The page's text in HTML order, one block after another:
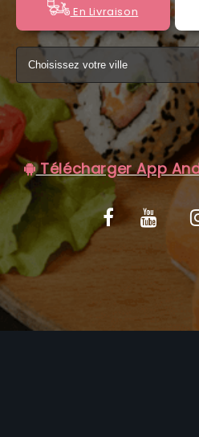
NOTRE RESTAURANT
VOS AVIS
MENTIONS LÉGALES
C.G.V
En Livraison
Télécharger App